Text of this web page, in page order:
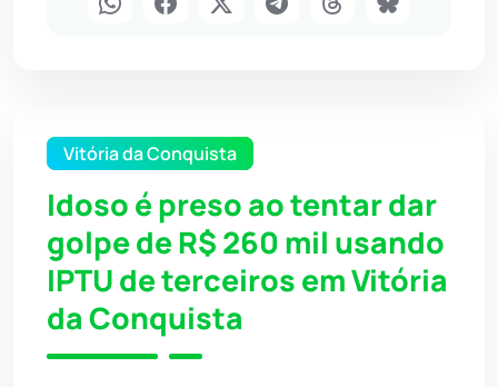
Vitória da Conquista
Idoso é preso ao tentar dar
golpe de R$ 260 mil usando
IPTU de terceiros em Vitória
da Conquista